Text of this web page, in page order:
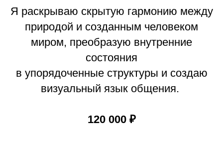
Я раскрываю скрытую гармонию между
природой и созданным человеком
миром, преобразую внутренние
состояния
в упорядоченные структуры и создаю
визуальный язык общения.
120 000 ₽